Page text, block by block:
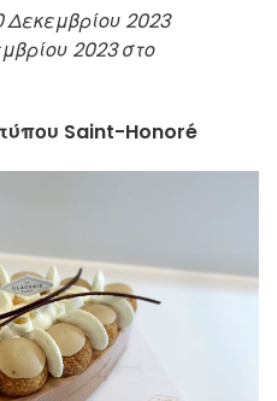
2023
2023 στο
Saint-Honoré